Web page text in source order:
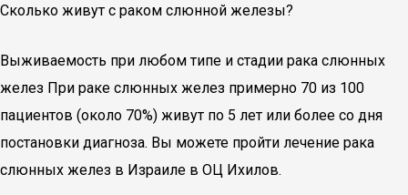
Сколько живут с раком слюнной железы?
Выживаемость при любом типе и стадии рака слюнных
желез При раке слюнных желез примерно 70 из 100
пациентов (около 70%) живут по 5 лет или более со дня
постановки диагноза. Вы можете пройти лечение рака
слюнных желез в Израиле в ОЦ Ихилов.